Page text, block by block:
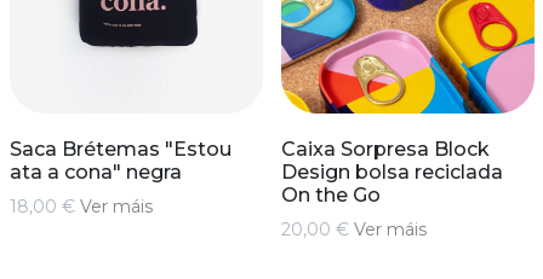
Saca Brétemas "Estou
ata a cona" negra
18,00 € Ver máis
Caixa Sorpresa Block
Design bolsa reciclada
On the Go
20,00 € Ver máis